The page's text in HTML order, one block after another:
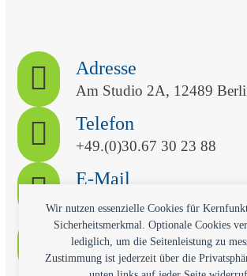
Wir nutzen essenzielle Cookies für
Sicherheitsmerkmal. Optionale Cookies
lediglich, um die Seitenleistung zu
Zustimmung ist jederzeit über die
Adresse
Am Studio 2A, 12489
Telefon
+49.(0)30.67 30 23 88
E-Mail
kontakt@qvitech.com
Termin
Kostenlose Erstberatung